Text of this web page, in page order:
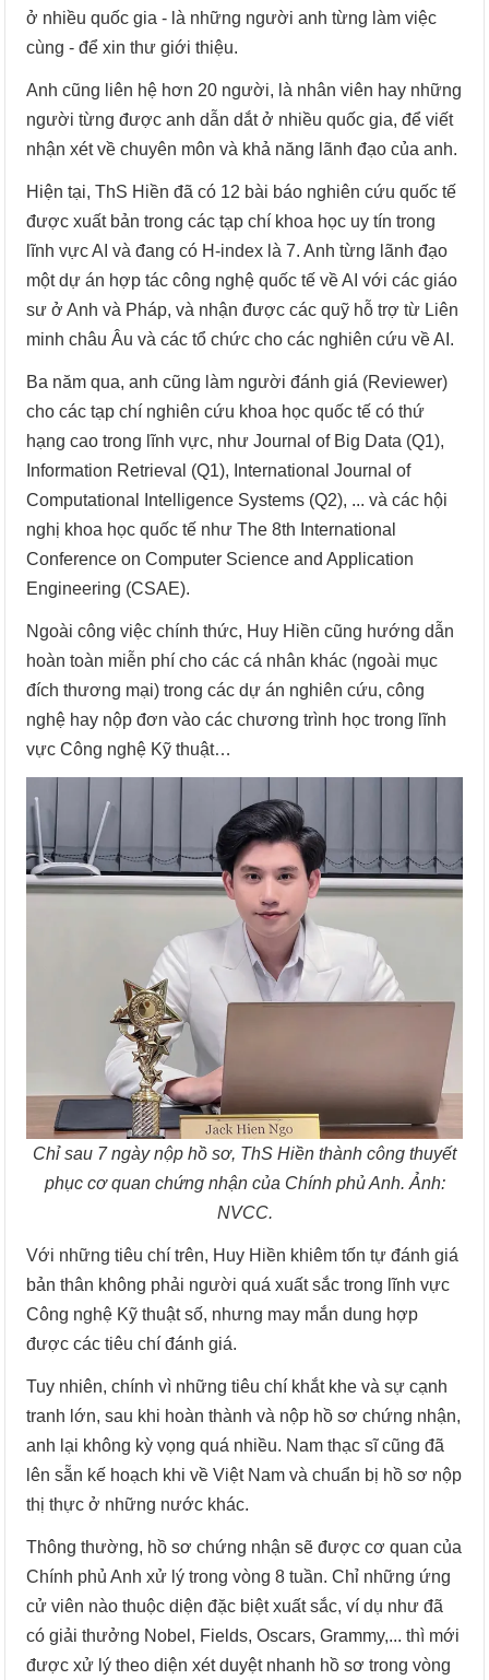
ở nhiều quốc gia - là những người anh từng làm việc
cùng - để xin thư giới thiệu.
Anh cũng liên hệ hơn 20 người, là nhân viên hay những
người từng được anh dẫn dắt ở nhiều quốc gia, để viết
nhận xét về chuyên môn và khả năng lãnh đạo của anh.
Hiện tại, ThS Hiền đã có 12 bài báo nghiên cứu quốc tế
được xuất bản trong các tạp chí khoa học uy tín trong
lĩnh vực AI và đang có H-index là 7. Anh từng lãnh đạo
một dự án hợp tác công nghệ quốc tế về AI với các giáo
sư ở Anh và Pháp, và nhận được các quỹ hỗ trợ từ Liên
minh châu Âu và các tổ chức cho các nghiên cứu về AI.
Ba năm qua, anh cũng làm người đánh giá (Reviewer)
cho các tạp chí nghiên cứu khoa học quốc tế có thứ
hạng cao trong lĩnh vực, như Journal of Big Data (Q1),
Information Retrieval (Q1), International Journal of
Computational Intelligence Systems (Q2), ... và các hội
nghị khoa học quốc tế như The 8th International
Conference on Computer Science and Application
Engineering (CSAE).
Ngoài công việc chính thức, Huy Hiền cũng hướng dẫn
hoàn toàn miễn phí cho các cá nhân khác (ngoài mục
đích thương mại) trong các dự án nghiên cứu, công
nghệ hay nộp đơn vào các chương trình học trong lĩnh
vực Công nghệ Kỹ thuật…
Chỉ sau 7 ngày nộp hồ sơ, ThS Hiền thành công thuyết
phục cơ quan chứng nhận của Chính phủ Anh. Ảnh:
NVCC.
Với những tiêu chí trên, Huy Hiền khiêm tốn tự đánh giá
bản thân không phải người quá xuất sắc trong lĩnh vực
Công nghệ Kỹ thuật số, nhưng may mắn dung hợp
được các tiêu chí đánh giá.
Tuy nhiên, chính vì những tiêu chí khắt khe và sự cạnh
tranh lớn, sau khi hoàn thành và nộp hồ sơ chứng nhận,
anh lại không kỳ vọng quá nhiều. Nam thạc sĩ cũng đã
lên sẵn kế hoạch khi về Việt Nam và chuẩn bị hồ sơ nộp
thị thực ở những nước khác.
Thông thường, hồ sơ chứng nhận sẽ được cơ quan của
Chính phủ Anh xử lý trong vòng 8 tuần. Chỉ những ứng
cử viên nào thuộc diện đặc biệt xuất sắc, ví dụ như đã
có giải thưởng Nobel, Fields, Oscars, Grammy,... thì mới
được xử lý theo diện xét duyệt nhanh hồ sơ trong vòng